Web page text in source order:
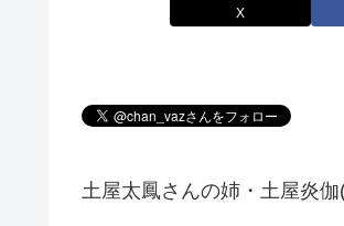
X
土屋太鳳さんの姉・土屋炎